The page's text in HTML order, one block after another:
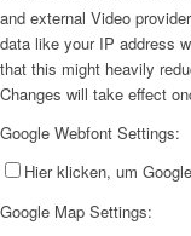
and external Video
data like your IP address
that this might heavily
Changes will take effect
Google Webfont Settings:
Hier klicken, um
Google Map Settings: